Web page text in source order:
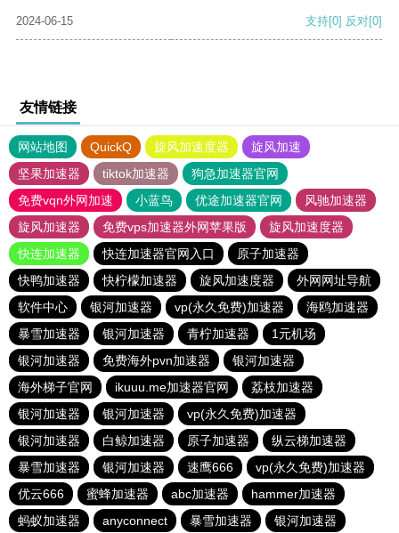
2024-06-15 支持[0] 反对[0]
友情链接
网站地图 QuickQ 旋风加速度器
旋风加速
坚果加速器
tiktok加速器
狗急加速器官网
免费vqn外网加速
小蓝鸟 优途加速器官网
风驰加速器
旋风加速器
免费vps加速器外网苹果版
旋风加速度器
快连加速器
快连加速器官网入口
原子加速器
快鸭加速器
快柠檬加速器 旋风加速度器
外网网址导航
软件中心
银河加速器 vp(永久免费)加速器
海鸥加速器
暴雪加速器
银河加速器 青柠加速器
1元机场
银河加速器
免费海外pvn加速器
银河加速器
海外梯子官网
ikuuu.me加速器官网
荔枝加速器
银河加速器
银河加速器
vp(永久免费)加速器
银河加速器
白鲸加速器 原子加速器
纵云梯加速器
暴雪加速器
银河加速器 速鹰666
vp(永久免费)加速器
优云666
蜜蜂加速器 abc加速器
hammer加速器
蚂蚁加速器
anyconnect 暴雪加速器 银河加速器